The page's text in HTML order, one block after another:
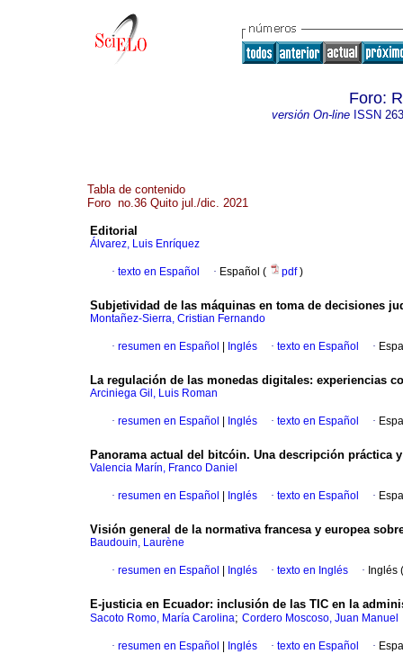
Foro:
versión On-lineISSN
Tabla de contenido
Foro no.36 Quito jul./dic. 2021
Editorial
Álvarez, Luis Enríquez
· texto en Español · Español ( pdf)
Subjetividad de las máquinas en toma de decisiones
Montañez-Sierra, Cristian Fernando
· resumen en Español Inglés · texto en Español ·
La regulación de las monedas digitales: experiencias
Arciniega Gil, Luis Roman
· resumen en Español Inglés · texto en Español ·
Panorama actual del bitcóin. Una descripción
Valencia Marín, Franco Daniel
· resumen en Español Inglés · texto en Español ·
Visión general de la normativa francesa y europea
Baudouin, Laurène
· resumen en Español Inglés · texto en Inglés · Inglés
E-justicia en Ecuador: inclusión de las TIC en la
Sacoto Romo, María Carolina; Cordero Moscoso, Juan Manuel
· resumen en Español Inglés · texto en Español ·